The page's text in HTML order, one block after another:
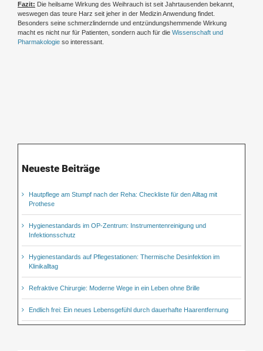
Fazit: Die heilsame Wirkung des Weihrauch ist seit Jahrtausenden bekannt,
weswegen das teure Harz seit jeher in der Medizin Anwendung findet.
Besonders seine schmerzlindernde und entzündungshemmende Wirkung
macht es nicht nur für Patienten, sondern auch für die Wissenschaft und
Pharmakologie so interessant.
Neueste Beiträge
Hautpflege am Stumpf nach der Reha: Checkliste für den Alltag mit
Prothese
Hygienestandards im OP-Zentrum: Instrumentenreinigung und
Infektionsschutz
Hygienestandards auf Pflegestationen: Thermische Desinfektion im
Klinikalltag
Refraktive Chirurgie: Moderne Wege in ein Leben ohne Brille
Endlich frei: Ein neues Lebensgefühl durch dauerhafte Haarentfernung